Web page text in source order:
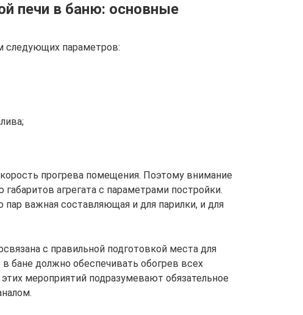
печи в баню: основные
следующих параметров:
прогрева помещения. Поэтому внимание
агрегата с параметрами постройки.
важная составляющая и для парилки, и для
с правильной подготовкой места для
бане должно обеспечивать обогрев всех
мероприятий подразумевают обязательное